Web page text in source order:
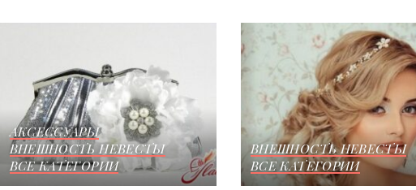
АКСЕССУАРЫ
ВНЕШНОСТЬ НЕВЕСТЫ
ВСЕ КАТЕГОРИИ
ВНЕШНОСТЬ НЕВЕСТЫ
ВСЕ КАТЕГОРИИ